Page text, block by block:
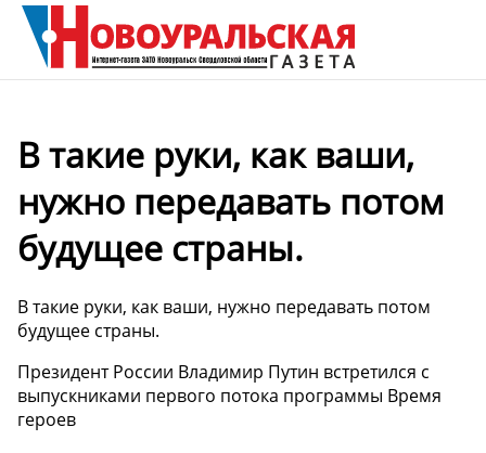
В такие руки, как ваши,
нужно передавать потом
будущее страны.
В такие руки, как ваши, нужно передавать потом
будущее страны.
Президент России Владимир Путин встретился с
выпускниками первого потока программы Время
героев